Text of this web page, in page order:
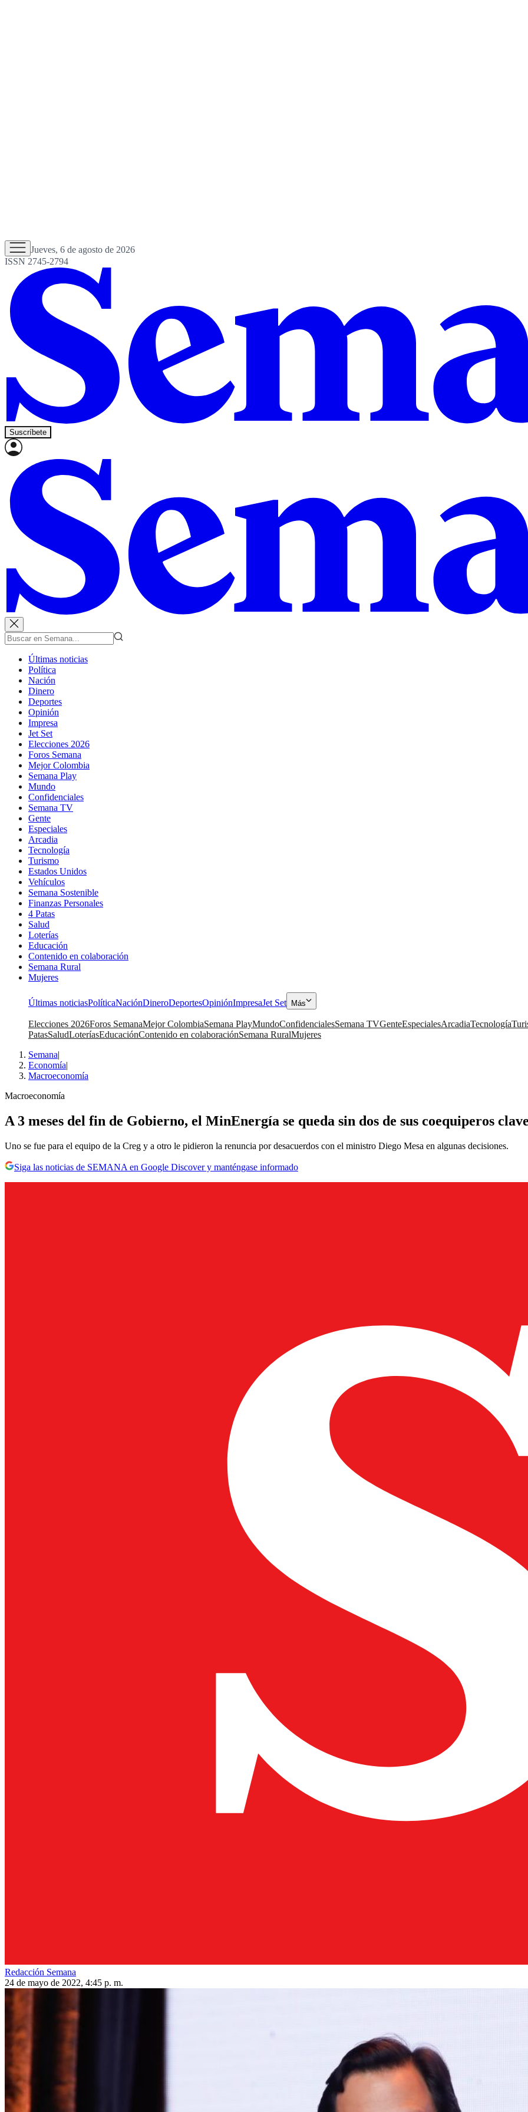
Jueves, 6 de agosto de 2026
ISSN 2745-2794
Suscríbete
Últimas noticias
Política
Nación
Dinero
Deportes
Opinión
Impresa
Jet Set
Elecciones 2026
Foros Semana
Mejor Colombia
Semana Play
Mundo
Confidenciales
Semana TV
Gente
Especiales
Arcadia
Tecnología
Turismo
Estados Unidos
Vehículos
Semana Sostenible
Finanzas Personales
4 Patas
Salud
Loterías
Educación
Contenido en colaboración
Semana Rural
Mujeres
Últimas noticiasPolíticaNaciónDineroDeportesOpiniónImpresaJet Set Más
Elecciones 2026Foros SemanaMejor ColombiaSemana PlayMundoConfidencialesSemana TVGenteEspecialesArcadiaTecnología
PatasSaludLoteríasEducaciónContenido en colaboraciónSemana RuralMujeres
Semana|
Economía|
Macroeconomía
Macroeconomía
A 3 meses del fin de Gobierno, el MinEnergía se queda sin dos de sus coequiperos
Uno se fue para el equipo de la Creg y a otro le pidieron la renuncia por desacuerdos con el ministro Diego Mesa en algunas decisiones.
Siga las noticias de SEMANA en Google Discover y manténgase informado
Redacción Semana
24 de mayo de 2022, 4:45 p. m.